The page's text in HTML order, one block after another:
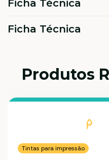
Ficha Técnica
Ficha Técnica
Produtos
Tintas para impressão